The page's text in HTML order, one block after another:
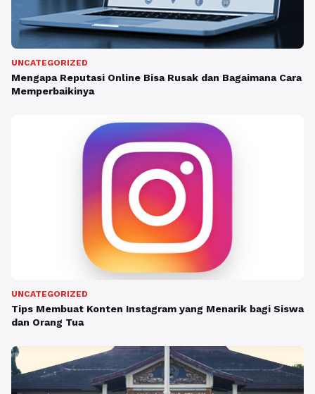
UNCATEGORIZED
Mengapa Reputasi Online Bisa Rusak dan Bagaimana Cara
Memperbaikinya
UNCATEGORIZED
Tips Membuat Konten Instagram yang Menarik bagi Siswa
dan Orang Tua